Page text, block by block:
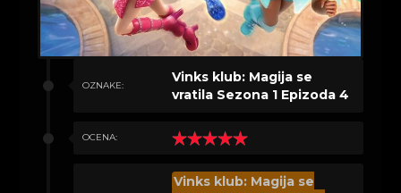
OZNAKE:
Vinks klub: Magija se
vratila Sezona 1 Epizoda 4
OCENA:
Vinks klub: Magija se